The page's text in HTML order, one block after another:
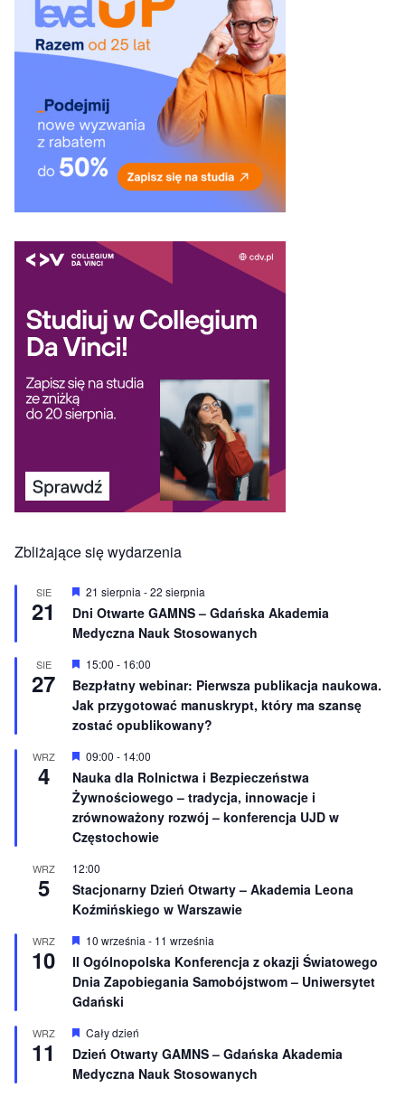
Zbliżające się wydarzenia
SIE
21
W
r
ó
n
o
n
e
21 sierpnia -22 sierpnia
Dni Otwarte GAMNS – Gdańska Akademia
Medyczna Nauk Stosowanych
SIE
27
W
r
ó
ż
n
i
o
n
e
15:00 - 16:00
Bezpłatny webinar: Pierwsza publikacja naukowa.
Jak przygotować manuskrypt, który ma szansę
zostać opublikowany?
WRZ
4
W
r
ó
ż
n
i
n
e
09:00 - 14:00
Nauka dla Rolnictwa i Bezpieczeństwa
Żywnościowego – tradycja, innowacje i
zrównoważony rozwój – konferencja UJD w
Częstochowie
WRZ
5
12:00
Stacjonarny Dzień Otwarty – Akademia Leona
Koźmińskiego w Warszawie
WRZ
10
W
y
r
ó
ż
n
o
n
e
10 września - 11 września
II Ogólnopolska Konferencja z okazji Światowego
Dnia Zapobiegania Samobójstwom – Uniwersytet
Gdański
WRZ
11
W
y
r
ó
Cały dzień
Dzień Otwarty GAMNS – Gdańska Akademia
Medyczna Nauk Stosowanych